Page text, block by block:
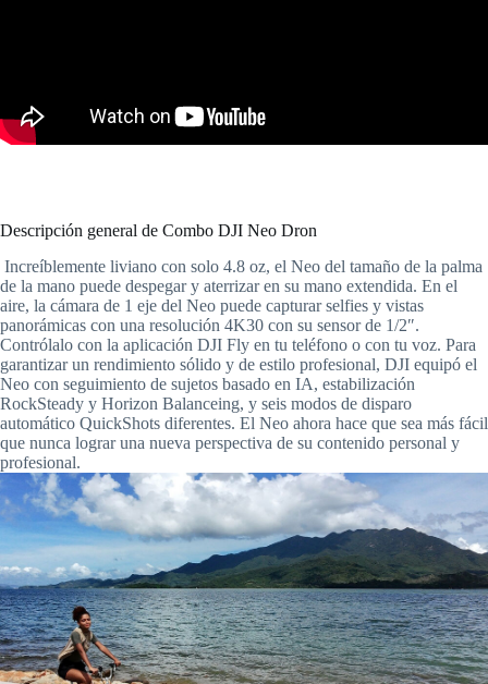
Descripción general de Combo DJI Neo Dron
Increíblemente liviano con solo 4.8 oz, el Neo del tamaño de la palma
de la mano puede despegar y aterrizar en su mano extendida. En el
aire, la cámara de 1 eje del Neo puede capturar selfies y vistas
panorámicas con una resolución 4K30 con su sensor de 1/2″.
Contrólalo con la aplicación DJI Fly en tu teléfono o con tu voz. Para
garantizar un rendimiento sólido y de estilo profesional, DJI equipó el
Neo con seguimiento de sujetos basado en IA, estabilización
RockSteady y Horizon Balanceing, y seis modos de disparo
automático QuickShots diferentes. El Neo ahora hace que sea más fácil
que nunca lograr una nueva perspectiva de su contenido personal y
profesional.